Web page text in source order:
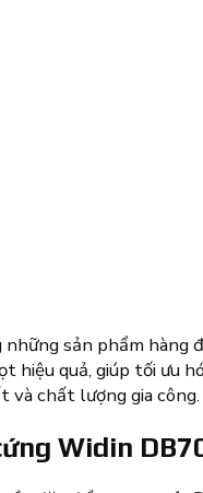
sản phẩm hàng
quả, giúp tối ưu
và chất lượng gia công.
Widin